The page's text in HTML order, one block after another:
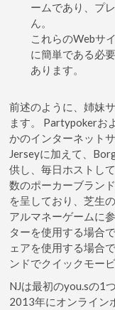
ームであり、プ
ん。
これらのWebサ
に簡単である必
あります。
前述のように、姉妹
ます。 Partypokerお
かのインターネット
Jerseyに加えて、
供し、毎日ホストし
数のポーカーブラン
を呈しており、芝生
アルマネーゲームに
ターを使用する場合
ェアを使用する場合
ンドでクイックモー
NJは最初のyou.sの1
2013年にオンライン